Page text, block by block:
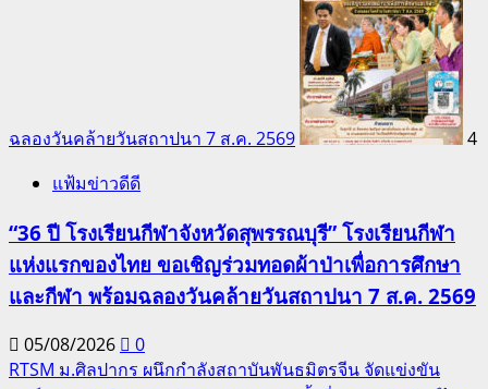
ฉลองวันคล้ายวันสถาปนา 7 ส.ค. 2569
4
แฟ้มข่าวดีดี
“36 ปี โรงเรียนกีฬาจังหวัดสุพรรณบุรี” โรงเรียนกีฬา
แห่งแรกของไทย ขอเชิญร่วมทอดผ้าป่าเพื่อการศึกษา
และกีฬา พร้อมฉลองวันคล้ายวันสถาปนา 7 ส.ค. 2569
05/08/2026
0
RTSM ม.ศิลปากร ผนึกกำลังสถาบันพันธมิตรจีน จัดแข่งขัน